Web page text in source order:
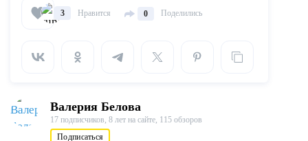
3 Нравится 0 Поделились
Валерия Белова
17 подписчиков, 8 лет на сайте, 115 обзоров
Подписаться